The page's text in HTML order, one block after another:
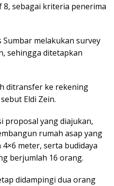
8, sebagai kriteria penerima
Sumbar melakukan survey
sehingga ditetapkan
ditransfer ke rekening
Eldi Zein.
proposal yang diajukan,
rumah asap yang
meter, serta budidaya
berjumlah 16 orang.
didampingi dua orang